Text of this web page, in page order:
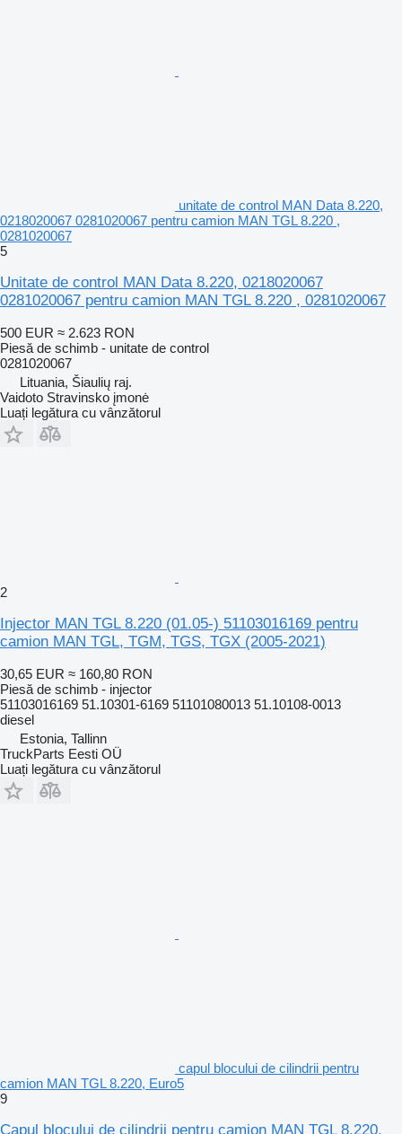
unitate de control MAN Data 8.220,
0218020067 0281020067 pentru camion MAN TGL 8.220 ,
0281020067
5
Unitate de control MAN Data 8.220, 0218020067
0281020067 pentru camion MAN TGL 8.220 , 0281020067
500 EUR ≈ 2.623 RON
Piesă de schimb - unitate de control
0281020067
Lituania, Šiaulių raj.
Vaidoto Stravinsko įmonė
Luați legătura cu vânzătorul
2
Injector MAN TGL 8.220 (01.05-) 51103016169 pentru
camion MAN TGL, TGM, TGS, TGX (2005-2021)
30,65 EUR ≈ 160,80 RON
Piesă de schimb - injector
51103016169 51.10301-6169 51101080013 51.10108-0013
diesel
Estonia, Tallinn
TruckParts Eesti OÜ
Luați legătura cu vânzătorul
capul blocului de cilindrii pentru
camion MAN TGL 8.220, Euro5
9
Capul blocului de cilindrii pentru camion MAN TGL 8.220,